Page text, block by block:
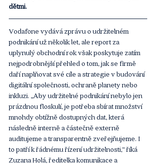
dětmi.
Vodafone vydává zprávu o udržitelném
podnikání už několik let, ale report za
uplynulý obchodní rok však poskytuje zatím
nejpodrobnější přehled o tom, jak se firmě
daří naplňovat své cíle a strategie v budování
digitální společnosti, ochraně planety nebo
inkluzi. „Aby udržitelné podnikání nebylo jen
prázdnou floskulí, je potřeba sbírat množství
mnohdy obtížně dostupných dat, která
následně interně a částečně externě
auditujeme a transparentně zveřejňujeme. I
to patří k řádnému řízení udržitelnosti,“ říká
Zuzana Holá, ředitelka komunikace a